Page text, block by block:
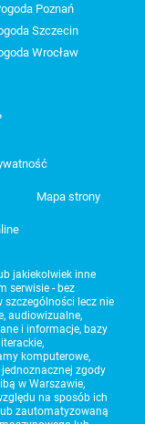
Poznań
Szczecin
Wrocław
Mapa strony
jakiekolwiek inne
serwisie - bez
szczególności lecz nie
audiowizualne,
i informacje, bazy
komputerowe,
zgody
w Warszawie,
na sposób ich
zautomatyzowaną